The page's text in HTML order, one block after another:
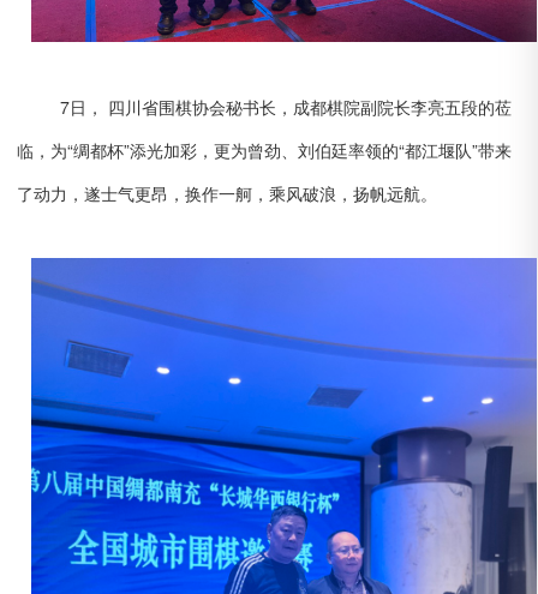
7日， 四川省围棋协会秘书长，成都棋院副院长李亮五段的莅
临，为“绸都杯”添光加彩，更为曾劲、刘伯廷率领的“都江堰队”带来
了动力，遂士气更昂，换作一舸，乘风破浪，扬帆远航。